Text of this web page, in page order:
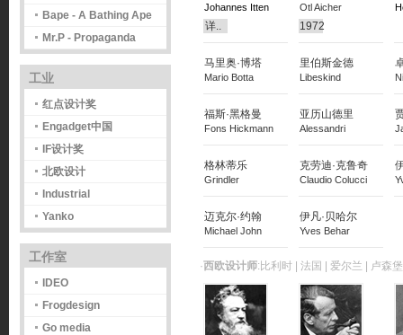
Bape - A Bathing Ape
Mr.P - Propaganda
工业
红点设计奖
Engadget中国
IF设计奖
北欧设计
Industrial
Yanko
工作室
IDEO
Frogdesign
Go media
Johannes Itten
详..
Otl Aicher
1972
马里奥·博塔
Mario Botta
里伯斯金德
Libeskind
福斯·黑格曼
Fons Hickmann
亚历山德里
Alessandri
格林蒂乐
Grindler
克劳迪·克鲁奇
Claudio Colucci
迈克尔·约翰
Michael John
伊凡·贝哈尔
Yves Behar
·西欧设计师:比利时 | 法国 | 爱尔兰 | 卢森